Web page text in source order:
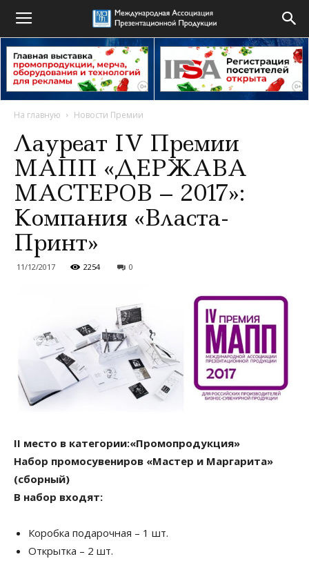
На главную Новости Премии
Лауреат IV Премии
МАПП «ДЕРЖАВА
МАСТЕРОВ – 2017»:
Компания «Власта-
Принт»
11/12/2017 2254 0
ІІ место в категории:«Промопродукция»
Набор промосувениров «Мастер и Маргарита»
(сборный)
В набор входят:
Коробка подарочная – 1 шт.
Открытка – 2 шт.